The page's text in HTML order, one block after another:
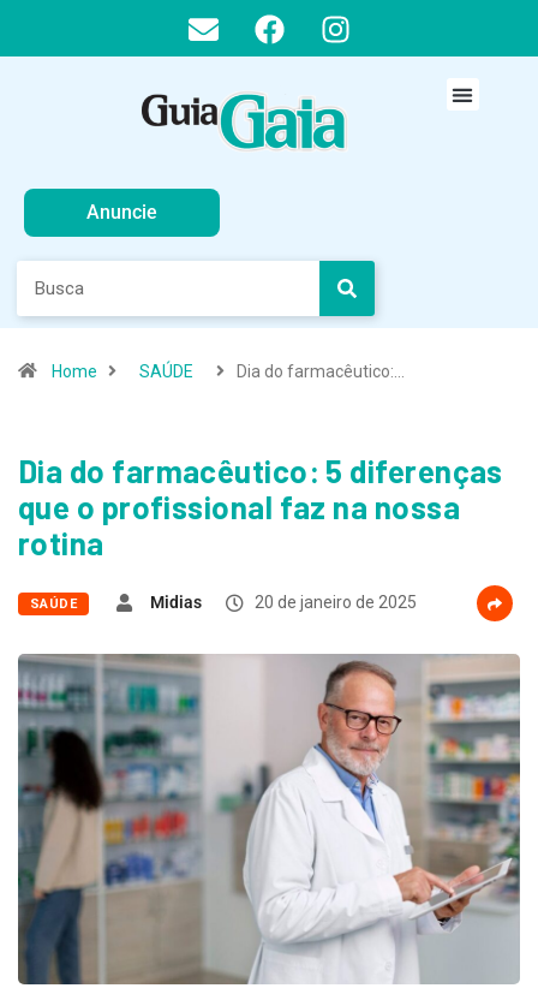
Anuncie
Home SAÚDE Dia do farmacêutico:…
Dia do farmacêutico: 5 diferenças
que o profissional faz na nossa
rotina
SAÚDE Midias 20 de janeiro de 2025